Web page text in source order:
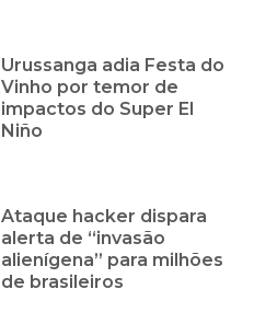
Urussanga adia Festa do
Vinho por temor de
impactos do Super El
Niño
Ataque hacker dispara
alerta de “invasão
alienígena” para milhões
de brasileiros